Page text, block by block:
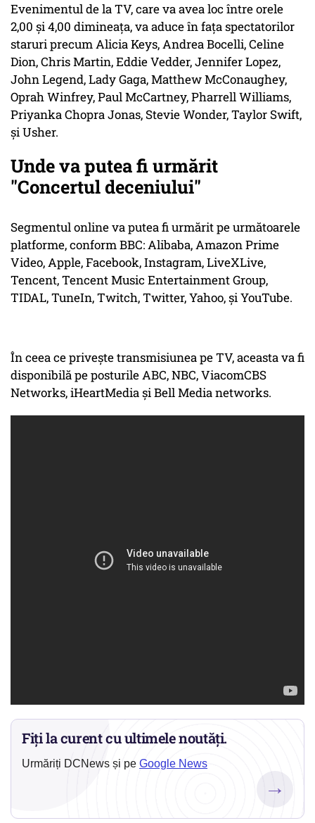
Evenimentul de la TV, care va avea loc între orele
2,00 şi 4,00 dimineaţa, va aduce în faţa spectatorilor
staruri precum Alicia Keys, Andrea Bocelli, Celine
Dion, Chris Martin, Eddie Vedder, Jennifer Lopez,
John Legend, Lady Gaga, Matthew McConaughey,
Oprah Winfrey, Paul McCartney, Pharrell Williams,
Priyanka Chopra Jonas, Stevie Wonder, Taylor Swift,
şi Usher.
Unde va putea fi urmărit
"Concertul deceniului"
Segmentul online va putea fi urmărit pe următoarele
platforme, conform BBC: Alibaba, Amazon Prime
Video, Apple, Facebook, Instagram, LiveXLive,
Tencent, Tencent Music Entertainment Group,
TIDAL, TuneIn, Twitch, Twitter, Yahoo, şi YouTube.
În ceea ce priveşte transmisiunea pe TV, aceasta va fi
disponibilă pe posturile ABC, NBC, ViacomCBS
Networks, iHeartMedia şi Bell Media networks.
Fiți la curent cu ultimele noutăți.
Urmăriți DCNews și pe Google News
→